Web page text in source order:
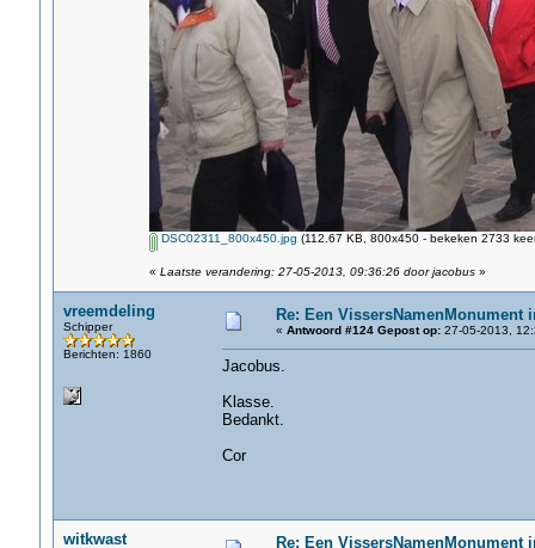
DSC02311_800x450.jpg (112.67 KB, 800x450 - bekeken 2733
« Laatste verandering: 27-05-2013, 09:36:26 door jacobus»
vreemdeling
Schipper
Berichten: 1860
Re: Een VissersNamenMonument
« Antwoord #124 Gepost op:27-05-2013,
Jacobus.
Klasse.
Bedankt.
Cor
witkwast Re: Een VissersNamenMonument